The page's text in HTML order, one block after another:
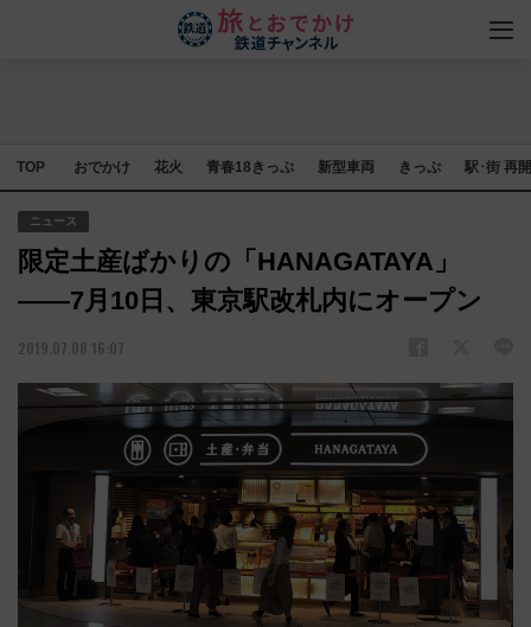
TOP おでかけ 花火 青春18きっぷ 新型車両 きっぷ 駅･街 再
ニュース
限定土産ばかりの「HANAGATAYA」
――7月10日、東京駅改札内にオープン
2019.07.08 16:07